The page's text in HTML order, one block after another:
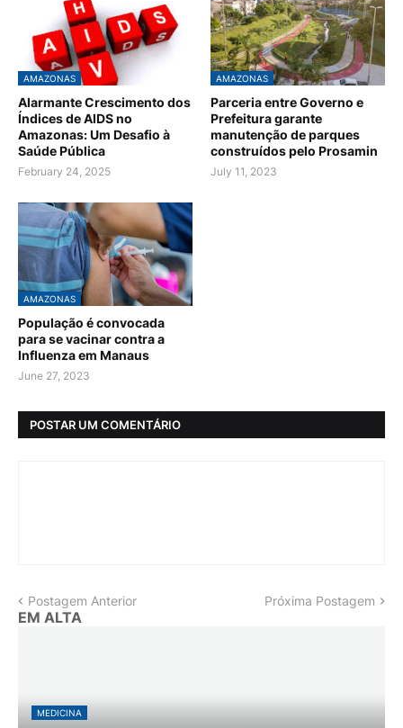
AMAZONAS
Alarmante Crescimento dos
Índices de AIDS no
Amazonas: Um Desafio à
Saúde Pública
February 24, 2025
AMAZONAS
Parceria entre Governo e
Prefeitura garante
manutenção de parques
construídos pelo Prosamin
July 11, 2023
AMAZONAS
População é convocada
para se vacinar contra a
Influenza em Manaus
June 27, 2023
POSTAR UM COMENTÁRIO
Postagem Anterior Próxima Postagem
EM ALTA
MEDICINA